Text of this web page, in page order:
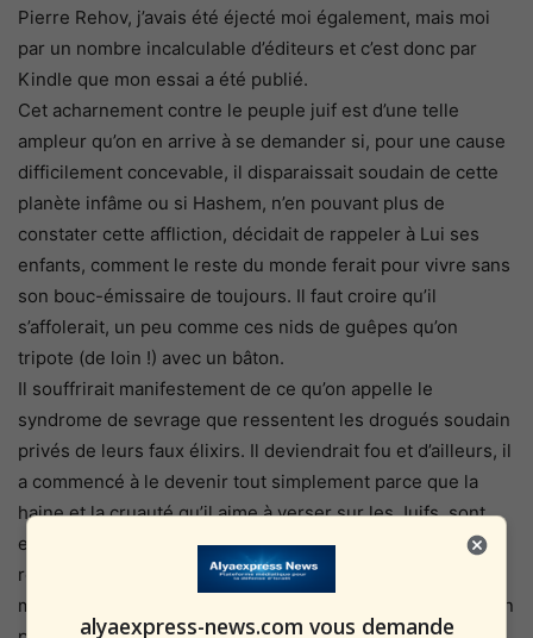
Pierre Rehov, j’avais été éjecté moi également, mais moi
par un nombre incalculable d’éditeurs et c’est donc par
Kindle que mon essai a été publié.
Cet acharnement contre le peuple juif est d’une telle
ampleur qu’on en arrive à se demander si, pour une cause
difficilement concevable, il disparaissait soudain de cette
planète infâme ou si Hashem, n’en pouvant plus de
constater cette affliction, décidait de rappeler à Lui ses
enfants, comment le reste du monde ferait pour vivre sans
son bouc-émissaire de toujours. Il faut croire qu’il
s’affolerait, un peu comme ces nids de guêpes qu’on
tripote (de loin !) avec un bâton.
Il souffrirait manifestement de ce qu’on appelle le
syndrome de sevrage que ressentent les drogués soudain
privés de leurs faux élixirs. Il deviendrait fou et d’ailleurs, il
a commencé à le devenir tout simplement parce que la
haine et la cruauté qu’il aime à verser sur les Juifs, sont
entravées désormais par le fait que ceux-ci sont
revenus sur leur terre, qu’ils ont l’armée la plus habile du
monde, et qu’ils se sont constitués en nation, et une nation
alyaexpress-news.com vous demande